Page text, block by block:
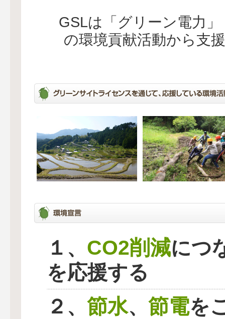
GSLは「グリーン電力
の環境貢献活動から支
１、 CO2削減につ
を応援する
２、 節水、 節電を